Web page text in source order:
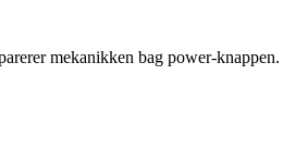
mekanikken bag power-knappen.